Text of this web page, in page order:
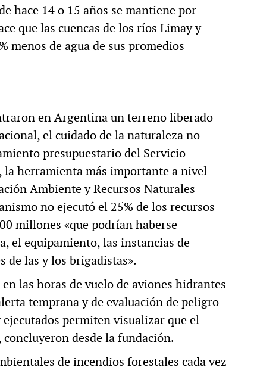
hace 14 o 15 años se mantiene por
que las cuencas de los ríos Limay y
menos de agua de sus promedios
en Argentina un terreno liberado
el cuidado de la naturaleza no
presupuestario del Servicio
la herramienta más importante a nivel
Ambiente y Recursos Naturales
no ejecutó el 25% de los recursos
millones «que podrían haberse
el equipamiento, las instancias de
de las y los brigadistas».
las horas de vuelo de aviones hidrantes
temprana y de evaluación de peligro
permiten visualizar que el
desde la fundación.
de incendios forestales cada vez